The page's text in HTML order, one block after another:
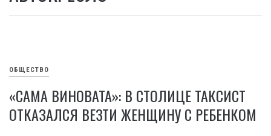
ОБЩЕСТВО
«САМА ВИНОВАТА»: В СТОЛИЦЕ ТАКСИСТ
ОТКАЗАЛСЯ ВЕЗТИ ЖЕНЩИНУ С РЕБЕНКОМ